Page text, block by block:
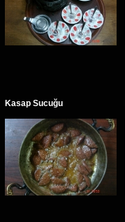
Kasap Sucuğu